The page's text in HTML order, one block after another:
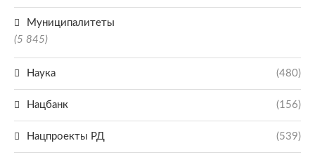
Муниципалитеты
(5 845)
Наука (480)
Нацбанк (156)
Нацпроекты РД (539)